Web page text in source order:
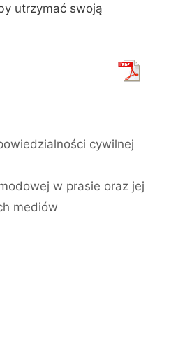
utrzymać swoją
cywilnej
w prasie oraz jej
mediów